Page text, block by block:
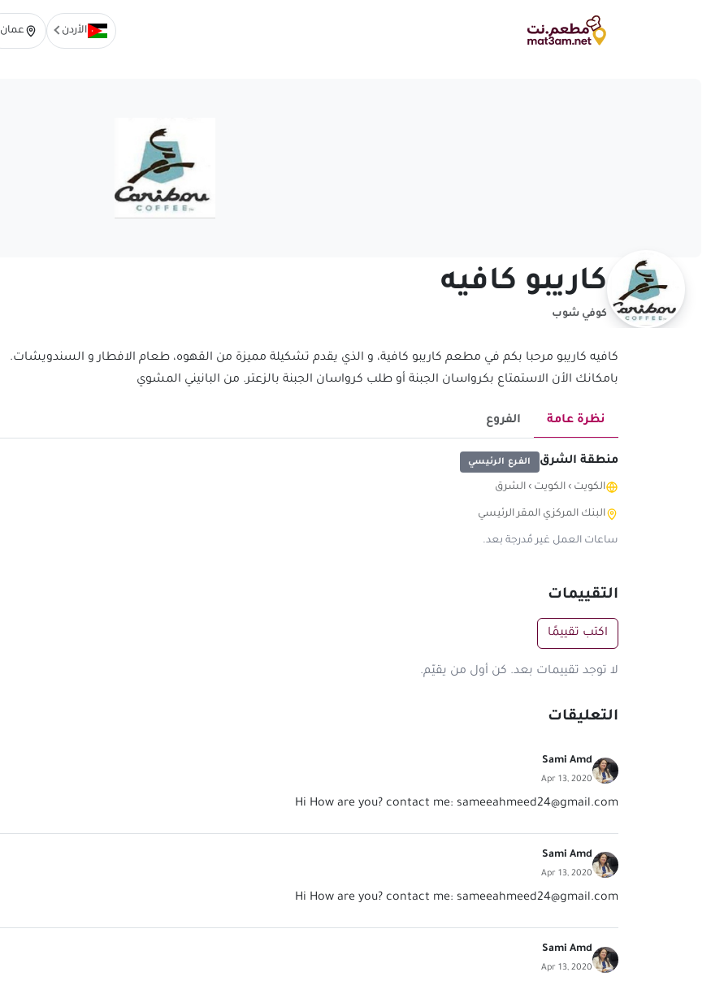
الأردن عمان
كاريبو كافيه
كوفي شوب
كافيه كاريبو مرحبا بكم في مطعم كاريبو كافية، و الذي يقدم تشكيلة مميزة من القهوه، طعام الافطار و السندويشات.
بامكانك الأن الاستمتاع بكرواسان الجبنة أو طلب كرواسان الجبنة بالزعتر. من البانيني المشوي
نظرة عامة الفروع
منطقة الشرق الفرع الرئيسي
الكويت › الكويت › الشرق
البنك المركزي المقر الرئيسي
ساعات العمل غير مُدرجة بعد.
التقييمات
اكتب تقييمًا
لا توجد تقييمات بعد. كن أول من يقيّم.
التعليقات
Sami Amd
Apr 13, 2020
Hi How are you? contact me: sameeahmeed24@gmail.com
Sami Amd
Apr 13, 2020
Hi How are you? contact me: sameeahmeed24@gmail.com
Sami Amd
Apr 13, 2020